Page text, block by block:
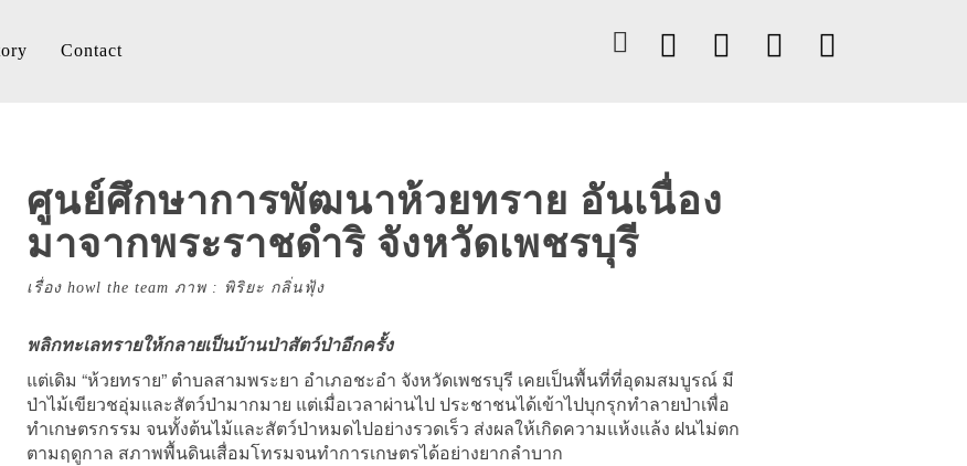
Contact
ศูนย์ศึกษาการพัฒนาห้วยทราย อันเนื่อง
มาจากพระราชดำริ จังหวัดเพชรบุรี
เรื่อง howl the team ภาพ : พิริยะ กลิ่นฟุ้ง
พลิกทะเลทรายให้กลายเป็นบ้านป่าสัตว์ป่าอีกครั้ง
แต่เดิม “ห้วยทราย” ตำบลสามพระยา อำเภอชะอำ จังหวัดเพชรบุรี เคยเป็นพื้นที่ที่อุดมสมบูรณ์ มี
ป่าไม้เขียวชอุ่มและสัตว์ป่ามากมาย แต่เมื่อเวลาผ่านไป ประชาชนได้เข้าไปบุกรุกทำลายป่าเพื่อ
ทำเกษตรกรรม จนทั้งต้นไม้และสัตว์ป่าหมดไปอย่างรวดเร็ว ส่งผลให้เกิดความแห้งแล้ง ฝนไม่ตก
ตามฤดูกาล สภาพพื้นดินเสื่อมโทรมจนทำการเกษตรได้อย่างยากลำบาก